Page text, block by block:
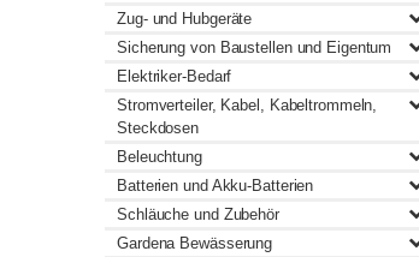
Zug- und Hubgeräte
Sicherung von Baustellen und Eigentum
Elektriker-Bedarf
Stromverteiler, Kabel, Kabeltrommeln,
Steckdosen
Beleuchtung
Batterien und Akku-Batterien
Schläuche und Zubehör
Gardena Bewässerung